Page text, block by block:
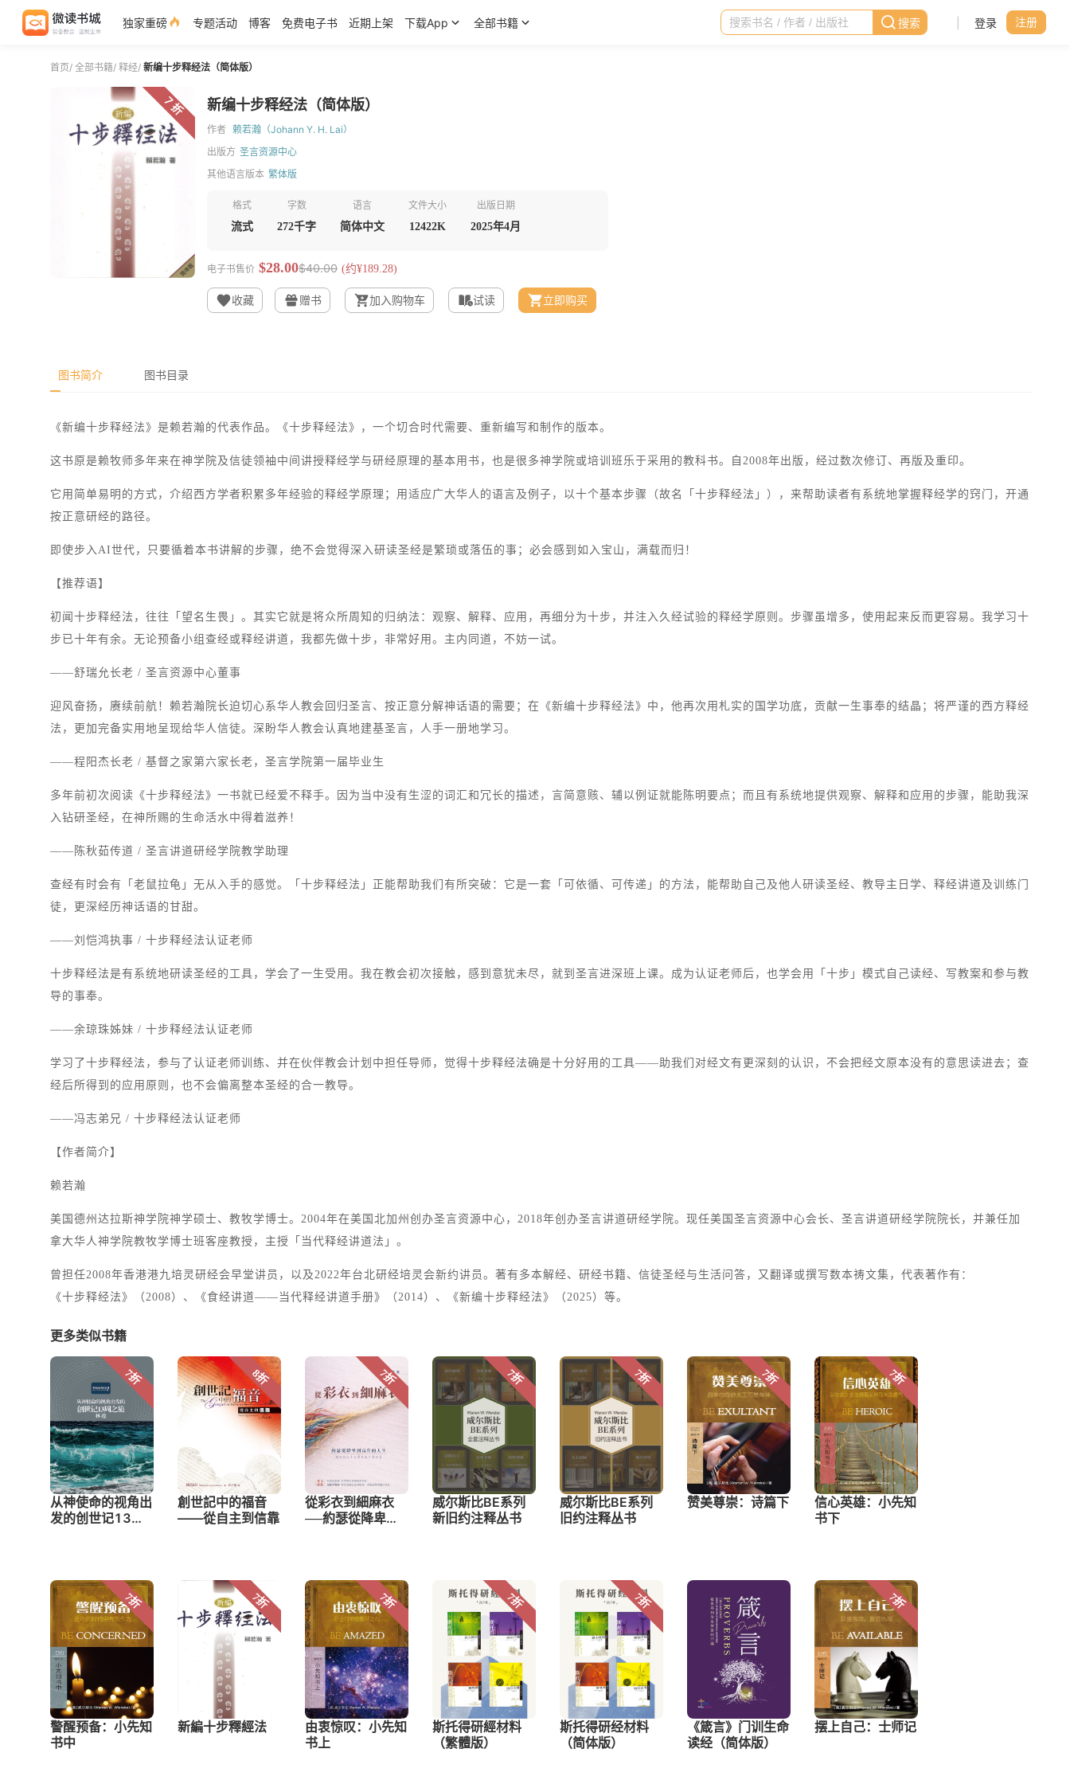
独家重磅 专题活动 博客 免费电子书 近期上架 下载App 全部书籍 登录 注册
首页/ 全部书籍/ 释经/ 新编十步释经法（简体版）
7 折 新编十步释经法（简体版）
作者 赖若瀚（Johann Y. H. Lai）
出版方 圣言资源中心
其他语言版本 繁体版
格式
流式
字数
272千字
语言
简体中文
文件大小
12422K
出版日期
2025年4月
电子书售价 $28.00$40.00 (约¥189.28)
收藏 赠书 加入购物车 试读 立即购买
图书简介 图书目录
《新编十步释经法》是赖若瀚的代表作品。《十步释经法》，一个切合时代需要、重新编写和制作的版本。
这书原是赖牧师多年来在神学院及信徒领袖中间讲授释经学与研经原理的基本用书，也是很多神学院或培训班乐于采用的教科书。自2008年出版，经过数次修订、再版及重印。
它用简单易明的方式，介绍西方学者积累多年经验的释经学原理；用适应广大华人的语言及例子，以十个基本步骤（故名「十步释经法」），来帮助读者有系统地掌握释经学的窍门，开通
按正意研经的路径。
即使步入AI世代，只要循着本书讲解的步骤，绝不会觉得深入研读圣经是繁琐或落伍的事；必会感到如入宝山，满载而归！
【推荐语】
初闻十步释经法，往往「望名生畏」。其实它就是将众所周知的归纳法：观察、解释、应用，再细分为十步，并注入久经试验的释经学原则。步骤虽增多，使用起来反而更容易。我学习十
步已十年有余。无论预备小组查经或释经讲道，我都先做十步，非常好用。主内同道，不妨一试。
——舒瑞允长老 / 圣言资源中心董事
迎风奋扬，赓续前航！赖若瀚院长迫切心系华人教会回归圣言、按正意分解神话语的需要；在《新编十步释经法》中，他再次用札实的国学功底，贡献一生事奉的结晶；将严谨的西方释经
法，更加完备实用地呈现给华人信徒。深盼华人教会认真地建基圣言，人手一册地学习。
——程阳杰长老 / 基督之家第六家长老，圣言学院第一届毕业生
多年前初次阅读《十步释经法》一书就已经爱不释手。因为当中没有生涩的词汇和冗长的描述，言简意赅、辅以例证就能陈明要点；而且有系统地提供观察、解释和应用的步骤，能助我深
入钻研圣经，在神所赐的生命活水中得着滋养！
——陈秋茹传道 / 圣言讲道研经学院教学助理
查经有时会有「老鼠拉龟」无从入手的感觉。「十步释经法」正能帮助我们有所突破：它是一套「可依循、可传递」的方法，能帮助自己及他人研读圣经、教导主日学、释经讲道及训练门
徒，更深经历神话语的甘甜。
——刘恺鸿执事 / 十步释经法认证老师
十步释经法是有系统地研读圣经的工具，学会了一生受用。我在教会初次接触，感到意犹未尽，就到圣言进深班上课。成为认证老师后，也学会用「十步」模式自己读经、写教案和参与教
导的事奉。
——余琼珠姊妹 / 十步释经法认证老师
学习了十步释经法，参与了认证老师训练、并在伙伴教会计划中担任导师，觉得十步释经法确是十分好用的工具——助我们对经文有更深刻的认识，不会把经文原本没有的意思读进去；查
经后所得到的应用原则，也不会偏离整本圣经的合一教导。
——冯志弟兄 / 十步释经法认证老师
【作者简介】
赖若瀚
美国德州达拉斯神学院神学硕士、教牧学博士。2004年在美国北加州创办圣言资源中心，2018年创办圣言讲道研经学院。现任美国圣言资源中心会长、圣言讲道研经学院院长，并兼任加
拿大华人神学院教牧学博士班客座教授，主授「当代释经讲道法」。
曾担任2008年香港港九培灵研经会早堂讲员，以及2022年台北研经培灵会新约讲员。著有多本解经、研经书籍、信徒圣经与生活问答，又翻译或撰写数本祷文集，代表著作有：
《十步释经法》（2008）、《食经讲道——当代释经讲道手册》（2014）、《新编十步释经法》（2025）等。
更多类似书籍